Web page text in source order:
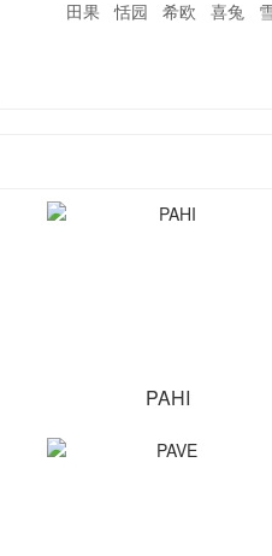
田果 恬园 希欧 喜兔
PAHI